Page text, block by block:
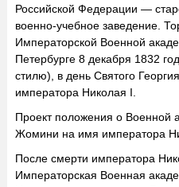
Российской Федерации —
военно-учебное заведение.
Императорской Военной
Петербурге 8 декабря 1832
стилю), в день Святого
императора Николая I.
Проект положения о Военной
Жомини на имя императора
После смерти императора
Императорская Военная